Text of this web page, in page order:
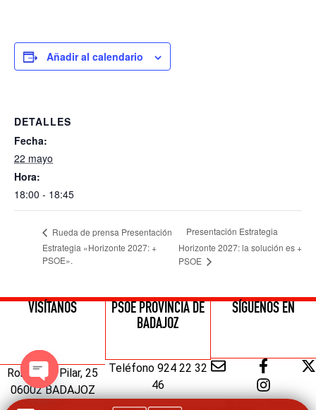
Añadir al calendario
DETALLES
Fecha:
22 mayo
Hora:
18:00 - 18:45
Rueda de prensa Presentación
Estrategia «Horizonte 2027: +
PSOE».
Presentación Estrategia
Horizonte 2027: la solución es +
PSOE
VISÍTANOS
Ronda del Pilar, 25
06002 BADAJOZ
PSOE PROVINCIA DE
BADAJOZ
Teléfono 924 22 32
46
SÍGUENOS EN
© 2024 Signum
Open chaty